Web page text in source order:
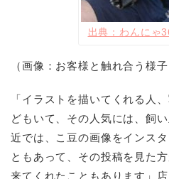
出典：わんにゃ
（画像：お客様と触れ合う様子
「イラストを描いてくれる人
どもいて、その人気には、飼
近では、こ豆の画像をインス
ともあって、その投稿を見た
来てくれたこともあります」